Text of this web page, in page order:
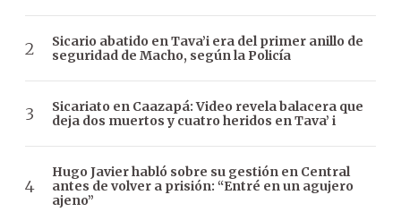
Sicario abatido en Tava’i era del primer anillo de
seguridad de Macho, según la Policía
Sicariato en Caazapá: Video revela balacera que
deja dos muertos y cuatro heridos en Tava’ i
Hugo Javier habló sobre su gestión en Central
antes de volver a prisión: “Entré en un agujero
ajeno”